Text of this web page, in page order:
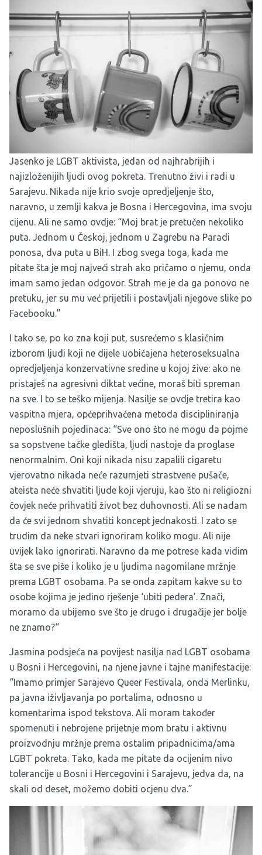
Jasenko je LGBT aktivista, jedan od najhrabrijih i
najizloženijih ljudi ovog pokreta. Trenutno živi i radi u
Sarajevu. Nikada nije krio svoje opredjeljenje što,
naravno, u zemlji kakva je Bosna i Hercegovina, ima svoju
cijenu. Ali ne samo ovdje: “Moj brat je pretučen nekoliko
puta. Jednom u Českoj, jednom u Zagrebu na Paradi
ponosa, dva puta u BiH. I zbog svega toga, kada me
pitate šta je moj najveći strah ako pričamo o njemu, onda
imam samo jedan odgovor. Strah me je da ga ponovo ne
pretuku, jer su mu već prijetili i postavljali njegove slike po
Facebooku.”
I tako se, po ko zna koji put, susrećemo s klasičnim
izborom ljudi koji ne dijele uobičajena heteroseksualna
opredjeljenja konzervativne sredine u kojoj žive: ako ne
pristaješ na agresivni diktat većine, moraš biti spreman
na sve. I to se teško mijenja. Nasilje se ovdje tretira kao
vaspitna mjera, općeprihvaćena metoda discipliniranja
neposlušnih pojedinaca: “Sve ono što ne mogu da pojme
sa sopstvene tačke gledišta, ljudi nastoje da proglase
nenormalnim. Oni koji nikada nisu zapalili cigaretu
vjerovatno nikada neće razumjeti strastvene pušače,
ateista neće shvatiti ljude koji vjeruju, kao što ni religiozni
čovjek neće prihvatiti život bez duhovnosti. Ali se nadam
da će svi jednom shvatiti koncept jednakosti. I zato se
trudim da neke stvari ignoriram koliko mogu. Ali nije
uvijek lako ignorirati. Naravno da me potrese kada vidim
šta se sve piše i koliko je u ljudima nagomilane mržnje
prema LGBT osobama. Pa se onda zapitam kakve su to
osobe kojima je jedino rješenje ‘ubiti pedera’. Znači,
moramo da ubijemo sve što je drugo i drugačije jer bolje
ne znamo?“
Jasmina podsjeća na povijest nasilja nad LGBT osobama
u Bosni i Hercegovini, na njene javne i tajne manifestacije:
“Imamo primjer Sarajevo Queer Festivala, onda Merlinku,
pa javna iživljavanja po portalima, odnosno u
komentarima ispod tekstova. Ali moram također
spomenuti i nebrojene prijetnje mom bratu i aktivnu
proizvodnju mržnje prema ostalim pripadnicima/ama
LGBT pokreta. Tako, kada me pitate da ocijenim nivo
tolerancije u Bosni i Hercegovini i Sarajevu, jedva da, na
skali od deset, možemo dobiti ocjenu dva.”